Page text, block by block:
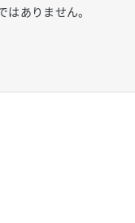
ありません。